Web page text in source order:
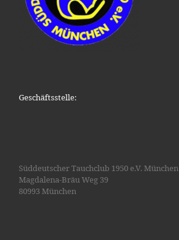
Geschäftsstelle:
Süddeutscher Tauchclub 1950 e.V. München
Magdalena-Bräu Weg 39
80993 München